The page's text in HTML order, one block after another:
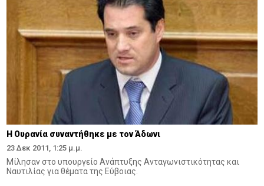
Η Ουρανία συναντήθηκε με τον Άδωνι
23 Δεκ 2011, 1:25 μ.μ.
Μίλησαν στο υπουργείο Ανάπτυξης Ανταγωνιστικότητας και
Ναυτιλίας για θέματα της Εύβοιας.